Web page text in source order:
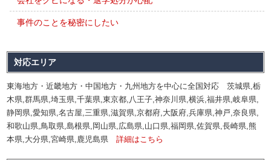
事件のことを秘密にしたい
対応エリア
東海地方・近畿地方・中国地方・九州地方を中心に全国対応 茨城県,栃
木県,群馬県,埼玉県,千葉県,東京都,八王子,神奈川県,横浜,福井県,岐阜県,
静岡県,愛知県,名古屋,三重県,滋賀県,京都府,大阪府,兵庫県,神戸,奈良県,
和歌山県,鳥取県,島根県,岡山県,広島県,山口県,福岡県,佐賀県,長崎県,熊
本県,大分県,宮崎県,鹿児島県詳細はこちら